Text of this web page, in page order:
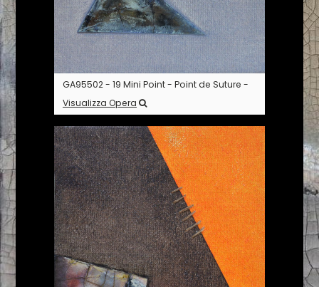
GA95502 - 19 Mini Point - Point de Suture -
Visualizza Opera